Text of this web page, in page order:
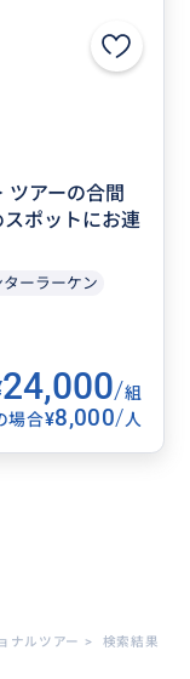
アーの合間
ポットにお連
ターラーケン
24,000/組
場合¥8,000/人
ナルツアー > 検索結果